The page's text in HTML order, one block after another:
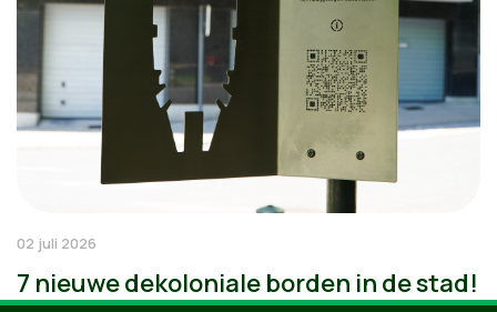
02 juli 2026
7 nieuwe dekoloniale borden in de stad!